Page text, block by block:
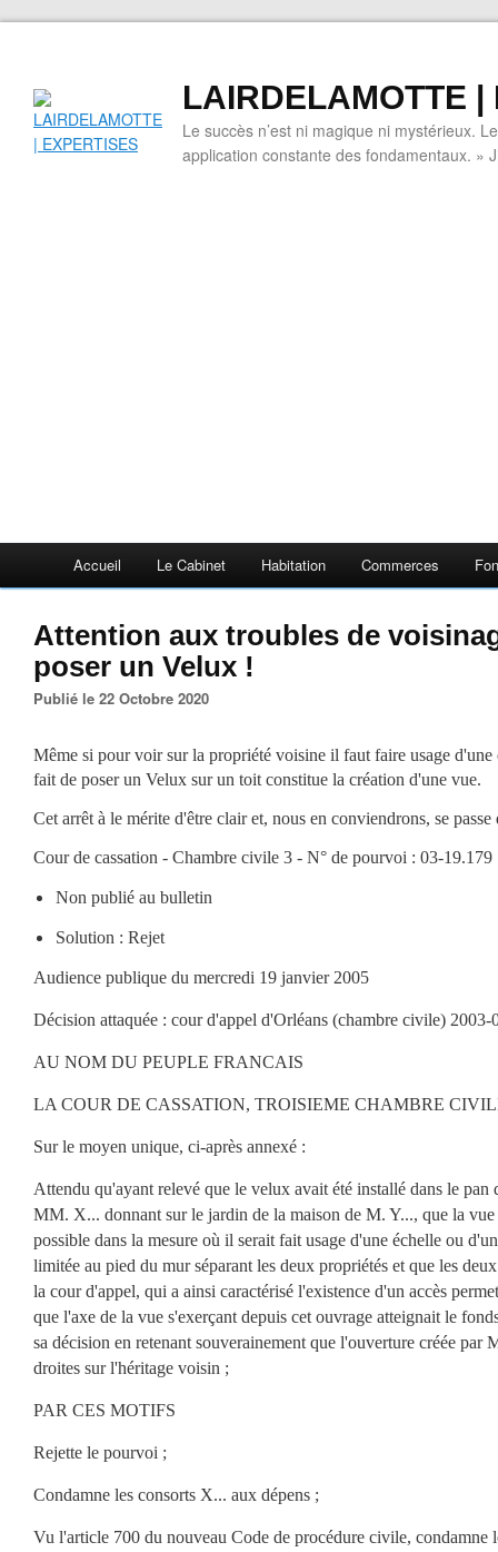
LAIRDELAMOTTE |
Le succès n’est ni magique ni mystérieux.
application constante des fondamentaux. »
Accueil Le Cabinet Habitation Commerces
Attention aux troubles de
poser un Velux !
Publié le 22 Octobre 2020
Même si pour voir sur la propriété voisine il faut faire usage d'une
fait de poser un Velux sur un toit constitue la création d'une vue.
Cet arrêt à le mérite d'être clair et, nous en conviendrons, se passe
Cour de cassation - Chambre civile 3 - N° de pourvoi : 03-19.179
Non publié au bulletin
Solution : Rejet
Audience publique du mercredi 19 janvier 2005
Décision attaquée : cour d'appel d'Orléans (chambre civile)
AU NOM DU PEUPLE FRANCAIS
LA COUR DE CASSATION, TROISIEME CHAMBRE
Sur le moyen unique, ci-après annexé :
Attendu qu'ayant relevé que le velux avait été installé dans le pan
MM. X... donnant sur le jardin de la maison de M. Y..., que la
possible dans la mesure où il serait fait usage d'une échelle ou
limitée au pied du mur séparant les deux propriétés et que les
la cour d'appel, qui a ainsi caractérisé l'existence d'un accès
que l'axe de la vue s'exerçant depuis cet ouvrage atteignait le
sa décision en retenant souverainement que l'ouverture créée par
droites sur l'héritage voisin ;
PAR CES MOTIFS
Rejette le pourvoi ;
Condamne les consorts X... aux dépens ;
Vu l'article 700 du nouveau Code de procédure civile, condamne